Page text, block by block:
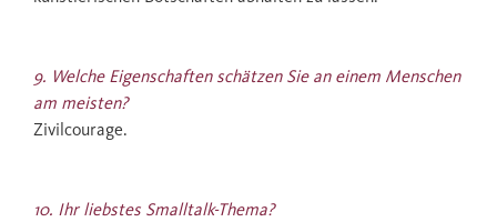
9. Welche Eigenschaften schätzen Sie an einem Menschen
am meisten?
Zivilcourage.
10. Ihr liebstes Smalltalk-Thema?